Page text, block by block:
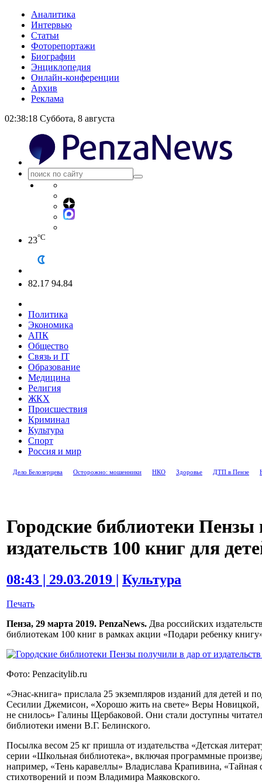
Аналитика
Интервью
Статьи
Фоторепортажи
Биографии
Энциклопедия
Онлайн-конференции
Архив
Реклама
02:38:18 Суббота, 8 августа
23°C
82.17 94.84
Политика
Экономика
АПК
Общество
Связь и IT
Образование
Медицина
Религия
ЖКХ
Происшествия
Криминал
Культура
Спорт
Россия и мир
Дело Белозерцева Осторожно: мошенники НКО Здоровье ДТП в Пензе
Городские библиотеки Пензы
издательств 100 книг для
08:43 | 29.03.2019 | Культура
Печать
Пенза, 29 марта 2019. PenzaNews. Два российских
библиотекам 100 книг в рамках акции «Подари ребенку
Фото: Penzacitylib.ru
«Энас-книга» прислала 25 экземпляров изданий для детей и
Сесилии Джемисон, «Хорошо жить на свете» Веры
не снилось» Галины Щербаковой. Они стали доступны
библиотеки имени В.Г. Белинского.
Посылка весом 25 кг пришла от издательства «Детская
серии «Школьная библиотека», включая программные
например, «Тень каравеллы» Владислава Крапивина, «Тайная
стихотворений и поэм Владимира Маяковского.